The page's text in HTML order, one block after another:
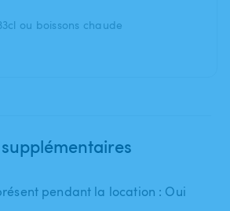
ou boissons chaude
pendant la location : Oui